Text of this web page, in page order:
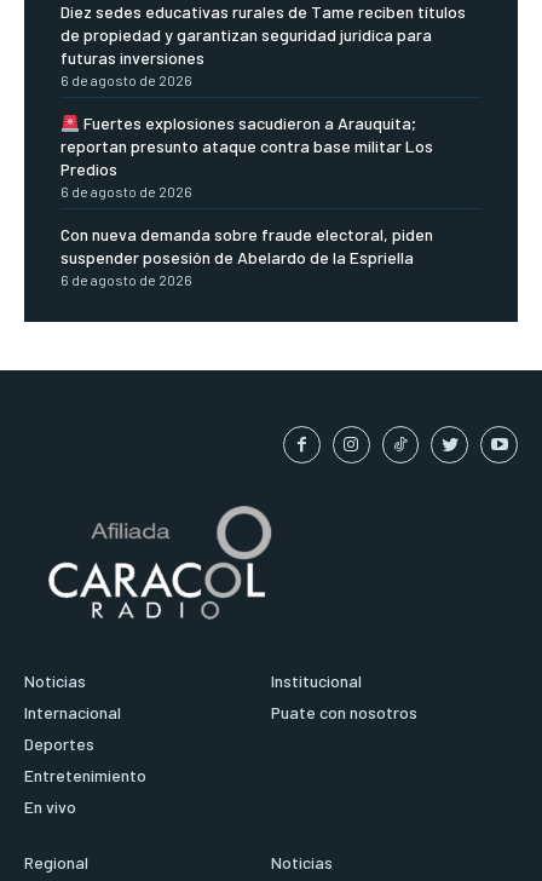
Diez sedes educativas rurales de Tame reciben títulos
de propiedad y garantizan seguridad jurídica para
futuras inversiones
6 de agosto de 2026
Fuertes explosiones sacudieron a Arauquita;
reportan presunto ataque contra base militar Los
Predios
6 de agosto de 2026
Con nueva demanda sobre fraude electoral, piden
suspender posesión de Abelardo de la Espriella
6 de agosto de 2026
Noticias
Internacional
Deportes
Entretenimiento
En vivo
Institucional
Puate con nosotros
Regional Noticias